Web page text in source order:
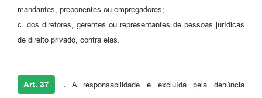
mandantes, preponentes ou empregadores;
c. dos diretores, gerentes ou representantes de pessoas jurídicas
de direito privado, contra elas.
Art. 37 . A responsabilidade é excluída pela denúncia